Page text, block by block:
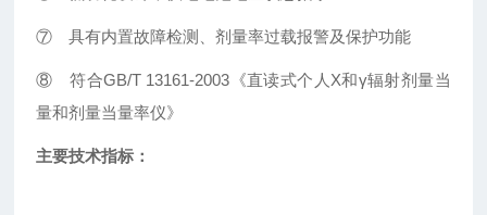
⑦具有内置故障检测、剂量率过载报警及保护功能
⑧符合GB/T 13161-2003 《直读式个人 X和γ辐射剂量当
量和剂量当量率仪》
主要技术指标 ：